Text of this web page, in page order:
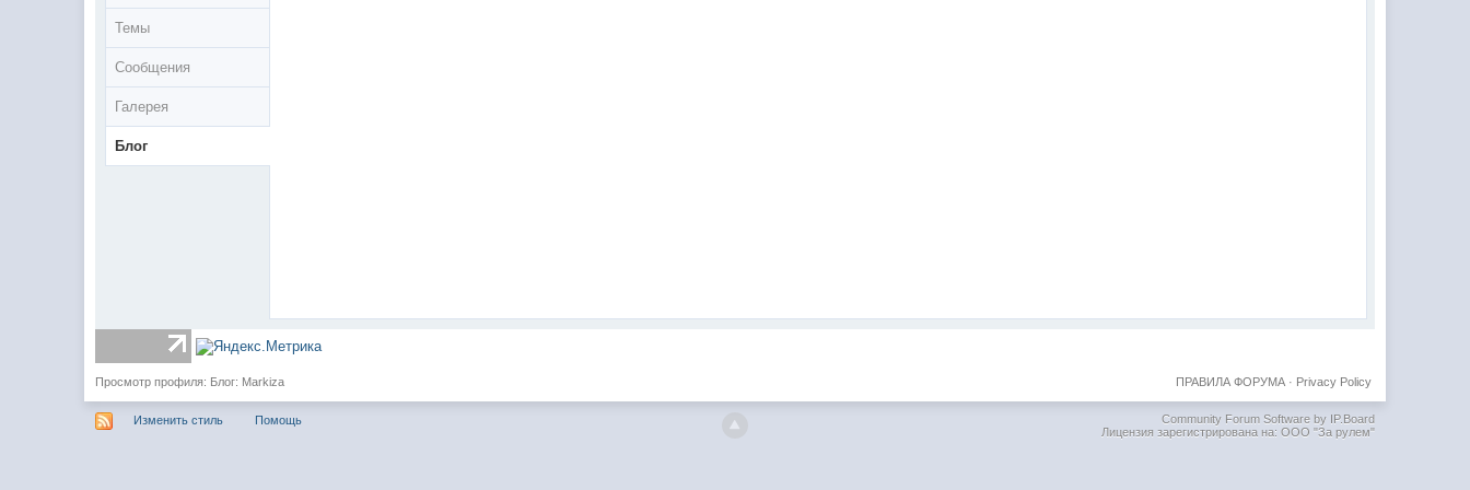
Темы
Сообщения
Галерея
Блог
Просмотр профиля: Блог: Markiza Privacy Policy
ПРАВИЛА ФОРУМА·
Изменить стиль Помощь
Community Forum Software by IP.Board
Лицензия зарегистрирована на: ООО "За рулем"